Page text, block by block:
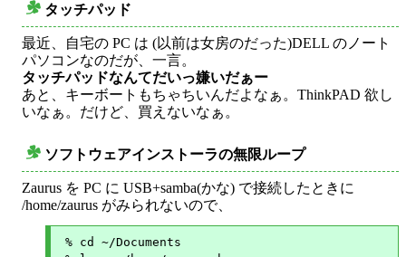
タッチパッド
最近、自宅の PC は (以前は女房のだった)DELL のノート
パソコンなのだが、一言。
タッチパッドなんてだいっ嫌いだぁー
あと、キーボートもちゃちいんだよなぁ。ThinkPAD 欲し
いなぁ。だけど、買えないなぁ。
ソフトウェアインストーラの無限ループ
Zaurus を PC に USB+samba(かな) で接続したときに
/home/zaurus がみられないので、
% cd ~/Documents